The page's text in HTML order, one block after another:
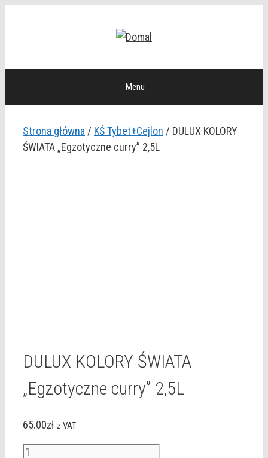
Menu
Strona główna / KŚ Tybet+Cejlon / DULUX KOLORY
ŚWIATA „Egzotyczne curry” 2,5L
DULUX KOLORY ŚWIATA
„Egzotyczne curry” 2,5L
65.00zł z VAT
ilość